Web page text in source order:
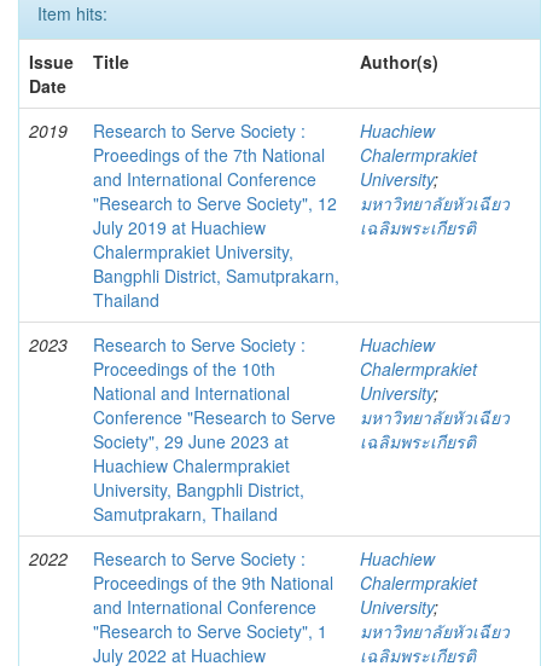
Item hits:
Issue
Date
Title Author(s)
2019
Research to Serve Society :
Proeedings of the 7th National
and International Conference
"Research to Serve Society", 12
July 2019 at Huachiew
Chalermprakiet University,
Bangphli District, Samutprakarn,
Thailand
Huachiew
Chalermprakiet
University;
มหาวิทยาลัยหัวเฉียว
เฉลิมพระเกียรติ
2023
Research to Serve Society :
Proceedings of the 10th
National and International
Conference "Research to Serve
Society", 29 June 2023 at
Huachiew Chalermprakiet
University, Bangphli District,
Samutprakarn, Thailand
Huachiew
Chalermprakiet
University;
มหาวิทยาลัยหัวเฉียว
เฉลิมพระเกียรติ
2022
Research to Serve Society :
Proceedings of the 9th National
and International Conference
"Research to Serve Society", 1
July 2022 at Huachiew
Huachiew
Chalermprakiet
University;
มหาวิทยาลัยหัวเฉียว
เฉลิมพระเกียรติ